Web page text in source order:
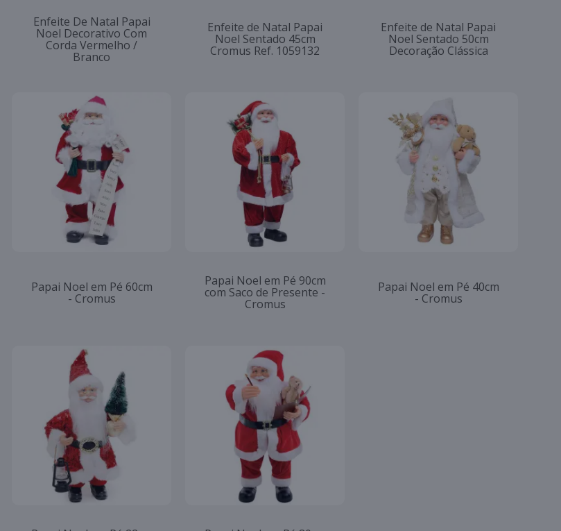
Enfeite De Natal Papai
Noel Decorativo Com
Corda Vermelho /
Branco
Enfeite de Natal Papai
Noel Sentado 45cm
Cromus Ref. 1059132
Enfeite de Natal Papai
Noel Sentado 50cm
Decoração Clássica
Papai Noel em Pé 60cm
- Cromus
Papai Noel em Pé 90cm
com Saco de Presente -
Cromus
Papai Noel em Pé 40cm
- Cromus